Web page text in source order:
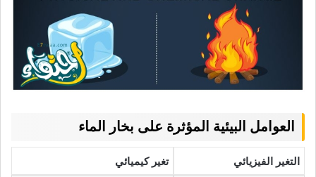
العوامل البيئية المؤثرة على بخار الماء
التغير الفيزيائي
تغير كيميائي